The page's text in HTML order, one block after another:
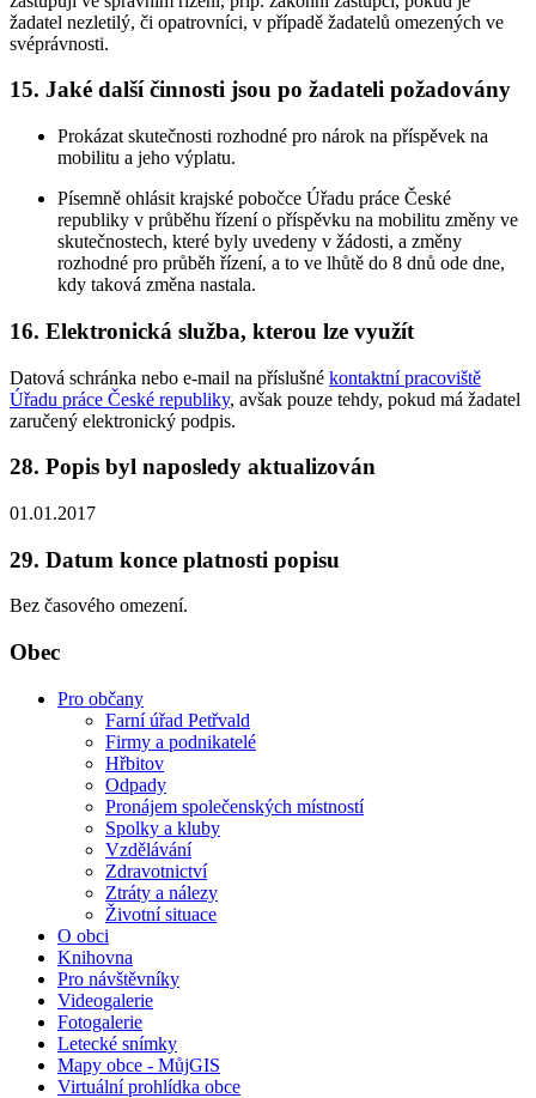
žadatel nezletilý, či opatrovníci, v případě žadatelů omezených ve
svéprávnosti.
15. Jaké další činnosti jsou po žadateli požadovány
Prokázat skutečnosti rozhodné pro nárok na příspěvek na
mobilitu a jeho výplatu.
Písemně ohlásit krajské pobočce Úřadu práce České
republiky v průběhu řízení o příspěvku na mobilitu změny ve
skutečnostech, které byly uvedeny v žádosti, a změny
rozhodné pro průběh řízení, a to ve lhůtě do 8 dnů ode dne,
kdy taková změna nastala.
16. Elektronická služba, kterou lze využít
Datová schránka nebo e-mail na příslušné kontaktní pracoviště
Úřadu práce České republiky, avšak pouze tehdy, pokud má žadatel
zaručený elektronický podpis.
28. Popis byl naposledy aktualizován
01.01.2017
29. Datum konce platnosti popisu
Bez časového omezení.
Obec
Pro občany
Farní úřad Petřvald
Firmy a podnikatelé
Hřbitov
Odpady
Pronájem společenských místností
Spolky a kluby
Vzdělávání
Zdravotnictví
Ztráty a nálezy
Životní situace
O obci
Knihovna
Pro návštěvníky
Videogalerie
Fotogalerie
Letecké snímky
Mapy obce - MůjGIS
Virtuální prohlídka obce